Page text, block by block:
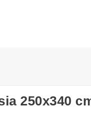
250x340